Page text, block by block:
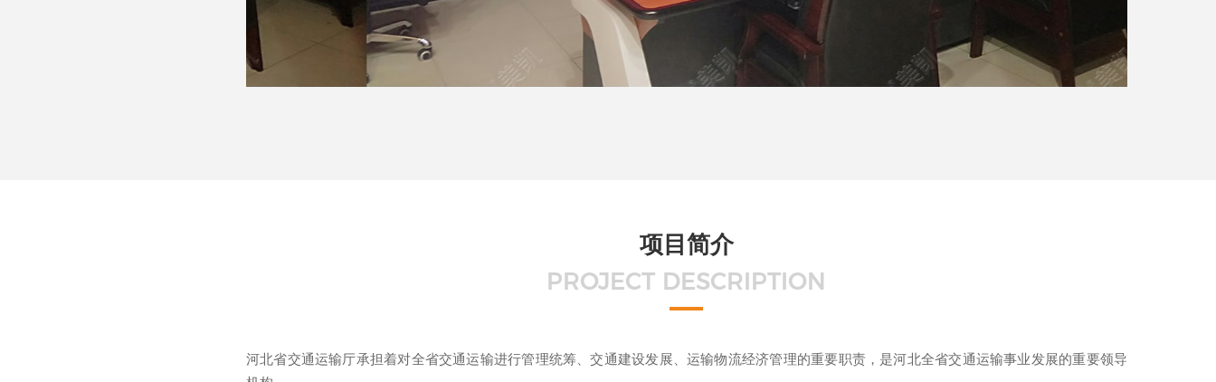
项目简介
PROJECT DESCRIPTION
河北省交通运输厅承担着对全省交通运输进行管理统筹、交通建设发展、运输物流经济管理的重要职责，是河北全省交通运输事业发展的重要领导